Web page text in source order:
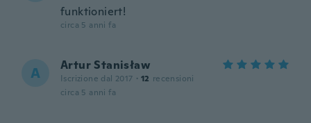
funktioniert!
circa 5 anni fa
A Artur Stanisław
Iscrizione dal 2017 · 12 recensioni
circa 5 anni fa